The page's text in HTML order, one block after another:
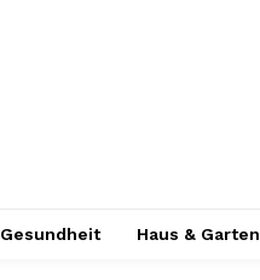
Gesundheit Haus & Garten